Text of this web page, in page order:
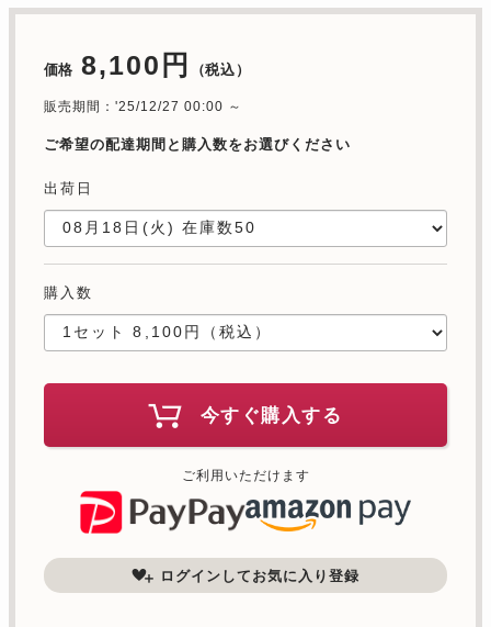
価格 8,100円 （税込）
販売期間：'25/12/27 00:00 ～
ご希望の配達期間と購入数をお選びください
出荷日
購入数
今すぐ購入する
ご利用いただけます
ログインしてお気に入り登録